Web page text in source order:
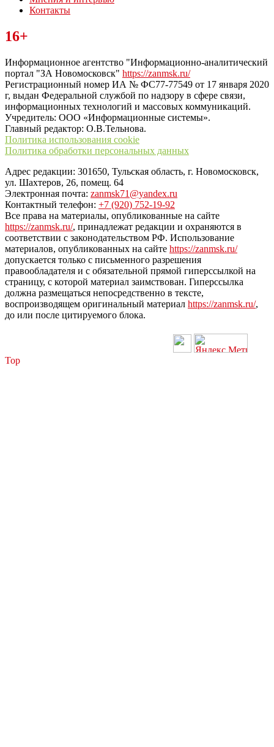
Контакты
Читайте последние новости дня в Тульской области на сайте
“ЗаНовомосковск”
16+
Информационное агентство "Информационно-аналитический
портал "ЗА Новомосковск" https://zanmsk.ru/
Регистрационный номер ИА № ФС77-77549 от 17 января 2020
г, выдан Федеральной службой по надзору в сфере связи,
информационных технологий и массовых коммуникаций.
Учредитель: ООО «Информационные системы».
Главный редактор: О.В.Тельнова.
Политика использования cookie
Политика обработки персональных данных
Адрес редакции: 301650, Тульская область, г. Новомосковск,
ул. Шахтеров, 26, помещ. 64
Электронная почта: zanmsk71@yandex.ru
Контактный телефон: +7 (920) 752-19-92
Все права на материалы, опубликованные на сайте
https://zanmsk.ru/, принадлежат редакции и охраняются в
соответствии с законодательством РФ. Использование
материалов, опубликованных на сайте https://zanmsk.ru/
допускается только с письменного разрешения
правообладателя и с обязательной прямой гиперссылкой на
страницу, с которой материал заимствован. Гиперссылка
должна размещаться непосредственно в тексте,
воспроизводящем оригинальный материал https://zanmsk.ru/,
до или после цитируемого блока.
Top